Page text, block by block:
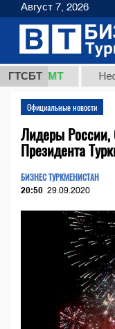
ГТСБТ
ТМТ
Официальные новости
Лидеры
Президента
БИЗНЕС ТУРКМЕНИСТАН
20:50 29.09.2020
Август 7, 2026